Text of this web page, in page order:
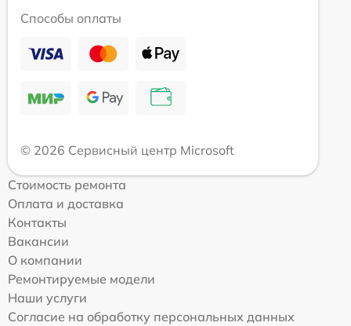
Способы оплаты
© 2026 Сервисный центр Microsoft
Стоимость ремонта
Оплата и доставка
Контакты
Вакансии
О компании
Ремонтируемые модели
Наши услуги
Согласие на обработку персональных данных